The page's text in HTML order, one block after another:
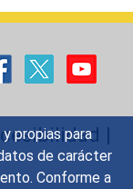
propias para
de carácter
Conforme a
|